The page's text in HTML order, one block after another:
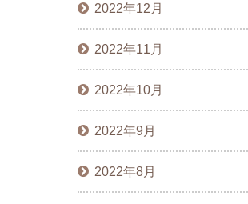
2022年12月
2022年11月
2022年10月
2022年9月
2022年8月